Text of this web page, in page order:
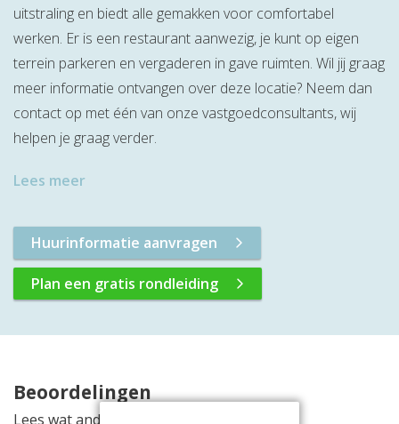
uitstraling en biedt alle gemakken voor comfortabel
werken. Er is een restaurant aanwezig, je kunt op eigen
terrein parkeren en vergaderen in gave ruimten. Wil jij graag
meer informatie ontvangen over deze locatie? Neem dan
contact op met één van onze vastgoedconsultants, wij
helpen je graag verder.
Lees meer
Huurinformatie aanvragen
Plan een gratis rondleiding
Beoordelingen
Lees wat anderen vinden van deze locatie